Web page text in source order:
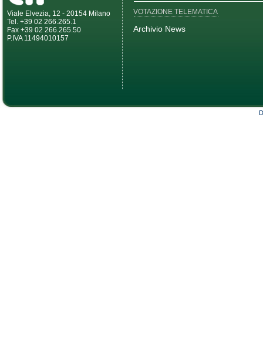
Viale Elvezia, 12 - 20154 Milano
Tel. +39 02 266.265.1
Fax +39 02 266.265.50
P.IVA 11494010157
VOTAZIONE TELEMATICA
Archivio News